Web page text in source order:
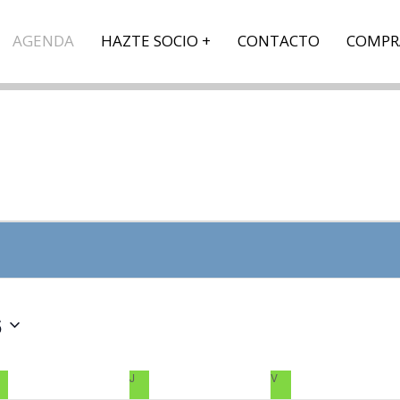
AGENDA HAZTE SOCIO CONTACTO
J V